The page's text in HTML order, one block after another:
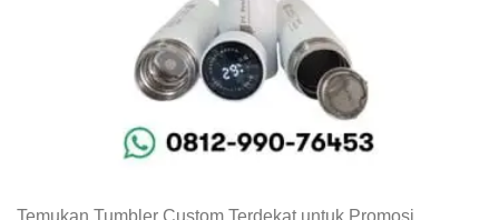
Temukan Tumbler Custom Terdekat untuk Promosi